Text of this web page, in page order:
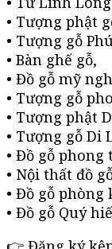
• Tượng phật
• Tượng gỗ
• Bàn ghế gỗ,
• Đồ gỗ mỹ
• Tượng gỗ
• Tượng phật
• Tượng gỗ Di
• Đồ gỗ phong
• Nội thất đồ
• Đồ gỗ phòng
• Đồ gỗ Quý